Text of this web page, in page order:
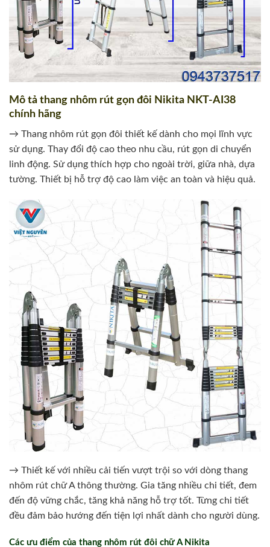
Mô tả thang nhôm rút gọn đôi Nikita NKT-AI38
chính hãng
→ Thang nhôm rút gọn đôi thiết kế dành cho mọi lĩnh vực
sử dụng. Thay đổi độ cao theo nhu cầu, rút gọn di chuyển
linh động. Sử dụng thích hợp cho ngoài trời, giữa nhà, dựa
tường. Thiết bị hỗ trợ độ cao làm việc an toàn và hiệu quả.
→ Thiết kế với nhiều cải tiến vượt trội so với dòng thang
nhôm rút chữ A thông thường. Gia tăng nhiều chi tiết, đem
đến độ vững chắc, tăng khả năng hỗ trợ tốt. Từng chi tiết
đều đảm bảo hướng đến tiện lợi nhất dành cho người dùng.
Các ưu điểm của thang nhôm rút đôi chữ A Nikita